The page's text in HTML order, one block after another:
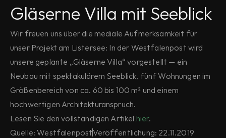
Gläserne Villa mit Seeblick
Wir freuen uns über die mediale Aufmerksamkeit für
unser Projekt am Listersee: In der Westfalenpost wird
unsere geplante „Gläserne Villa“ vorgestellt — ein
Neubau mit spektakulärem Seeblick, fünf Wohnungen im
Größenbereich von ca. 60 bis 100 m² und einem
hochwertigen Architektur­anspruch.
Lesen Sie den vollständigen Artikel hier.
Quelle: WestfalenpostVeröffentlichung: 22.11.2019